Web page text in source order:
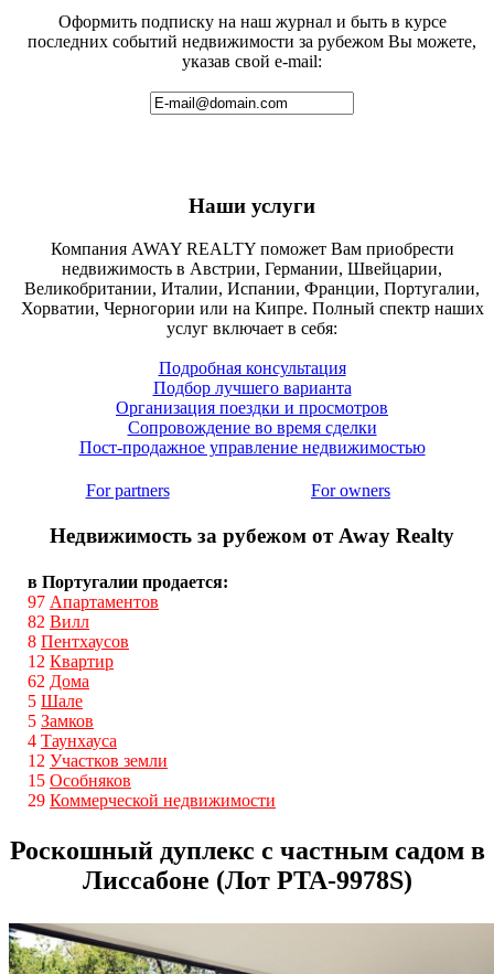
Оформить подписку на наш журнал и быть в курсе
последних событий недвижимости за рубежом Вы можете,
указав свой e-mail:
Наши услуги
Компания AWAY REALTY поможет Вам приобрести
недвижимость в Австрии, Германии, Швейцарии,
Великобритании, Италии, Испании, Франции, Португалии,
Хорватии, Черногории или на Кипре. Полный спектр наших
услуг включает в себя:
Подробная консультация
Подбор лучшего варианта
Организация поездки и просмотров
Сопровождение во время сделки
Пост-продажное управление недвижимостью
For partners For owners
Недвижимость за рубежом от Away Realty
в Португалии продается:
97 Апартаментов
82 Вилл
8 Пентхаусов
12 Квартир
62 Дома
5 Шале
5 Замков
4 Таунхауса
12 Участков земли
15 Особняков
29 Коммерческой недвижимости
Роскошный дуплекс с частным садом в
Лиссабоне (Лот PTA-9978S)